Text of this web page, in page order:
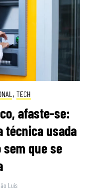
, TECH
afaste-se:
técnica usada
que se
Luís